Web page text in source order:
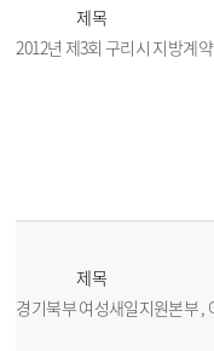
제목
2012년 제3회 구리시 지방계
제목
경기북부 여성새일지원본부 ,